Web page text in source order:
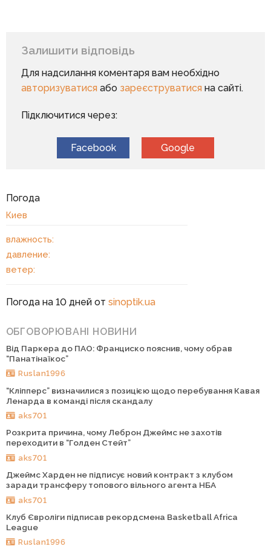
Залишити відповідь
Для надсилання коментаря вам необхідно
авторизуватисяабо зареєструватисяна сайті.
Підключитися через:
Facebook Google
Погода
Киев
влажность:
давление:
ветер:
Погода на 10 дней от sinoptik.ua
ОБГОВОРЮВАНІ НОВИНИ
Від Паркера до ПАО: Франциско пояснив, чому обрав
“Панатінаїкос”
Ruslan1996
“Кліпперс” визначилися з позицією щодо перебування Кавая
Ленарда в команді після скандалу
aks701
Розкрита причина, чому Леброн Джеймс не захотів
переходити в “Голден Стейт”
aks701
Джеймс Харден не підписує новий контракт з клубом
заради трансферу топового вільного агента НБА
aks701
Клуб Євроліги підписав рекордсмена Basketball Africa
League
Ruslan1996